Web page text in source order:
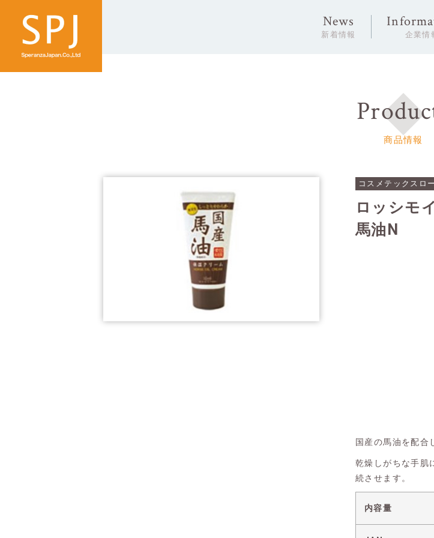
News
新着情報 企業情
商品情報
コスメテックスロ
ロッシモ
馬油N
国産の馬油を配合
乾燥しがちな手肌
続させます。
内容量